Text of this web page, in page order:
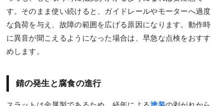
す。そのまま使い続けると、ガイドレールやモーターへ過度
な負荷を与え、故障の範囲を広げる原因になります。動作時
に異音が聞こえるようになった場合は、早急な点検をおすす
めします。
錆の発生と腐食の進行